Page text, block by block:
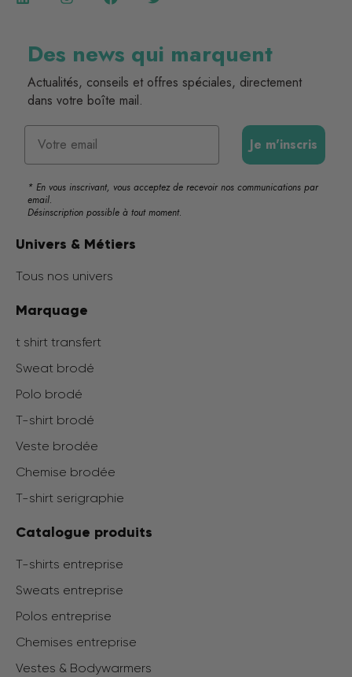
Des news qui marquent
Actualités, conseils et offres spéciales, directement
dans votre boîte mail.
Email
Je m'inscris
* En vous inscrivant, vous acceptez de recevoir nos communications par
email.
Désinscription possible à tout moment.
Univers & Métiers
Tous nos univers
Marquage
t shirt transfert
Sweat brodé
Polo brodé
T-shirt brodé
Veste brodée
Chemise brodée
T-shirt serigraphie
Catalogue produits
T-shirts entreprise
Sweats entreprise
Polos entreprise
Chemises entreprise
Vestes & Bodywarmers